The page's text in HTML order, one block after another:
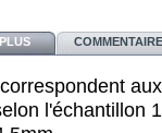
l'échantillon